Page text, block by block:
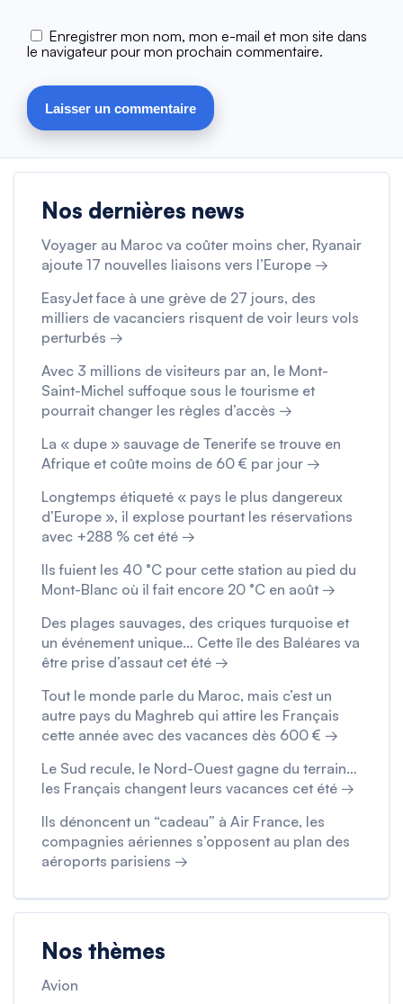
Enregistrer mon nom, mon e-mail et mon site dans
le navigateur pour mon prochain commentaire.
Nos dernières news
Voyager au Maroc va coûter moins cher, Ryanair
ajoute 17 nouvelles liaisons vers l’Europe →
EasyJet face à une grève de 27 jours, des
milliers de vacanciers risquent de voir leurs vols
perturbés →
Avec 3 millions de visiteurs par an, le Mont-
Saint-Michel suffoque sous le tourisme et
pourrait changer les règles d’accès →
La « dupe » sauvage de Tenerife se trouve en
Afrique et coûte moins de 60 € par jour →
Longtemps étiqueté « pays le plus dangereux
d’Europe », il explose pourtant les réservations
avec +288 % cet été →
Ils fuient les 40 °C pour cette station au pied du
Mont-Blanc où il fait encore 20 °C en août →
Des plages sauvages, des criques turquoise et
un événement unique… Cette île des Baléares va
être prise d’assaut cet été →
Tout le monde parle du Maroc, mais c’est un
autre pays du Maghreb qui attire les Français
cette année avec des vacances dès 600 € →
Le Sud recule, le Nord-Ouest gagne du terrain…
les Français changent leurs vacances cet été →
Ils dénoncent un “cadeau” à Air France, les
compagnies aériennes s’opposent au plan des
aéroports parisiens →
Nos thèmes
Avion